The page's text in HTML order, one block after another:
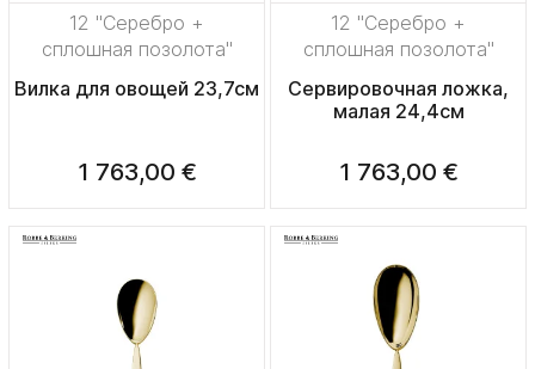
12 "Серебро +
сплошная позолота"
Вилка для овощей 23,7см
1 763,00 €
12 "Серебро +
сплошная позолота"
Сервировочная ложка,
малая 24,4см
1 763,00 €